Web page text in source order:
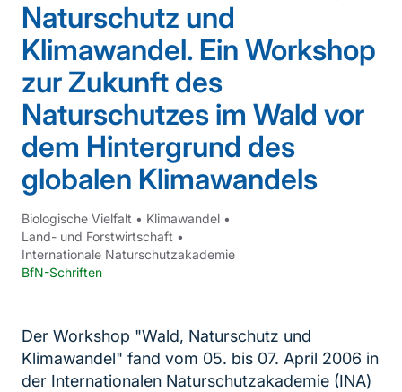
Naturschutz und
Klimawandel. Ein Workshop
zur Zukunft des
Naturschutzes im Wald vor
dem Hintergrund des
globalen Klimawandels
Biologische Vielfalt • Klimawandel •
Land- und Forstwirtschaft •
Internationale Naturschutzakademie
BfN-Schriften
Der Workshop "Wald, Naturschutz und
Klimawandel" fand vom 05. bis 07. April 2006 in
der Internationalen Naturschutzakademie (INA)